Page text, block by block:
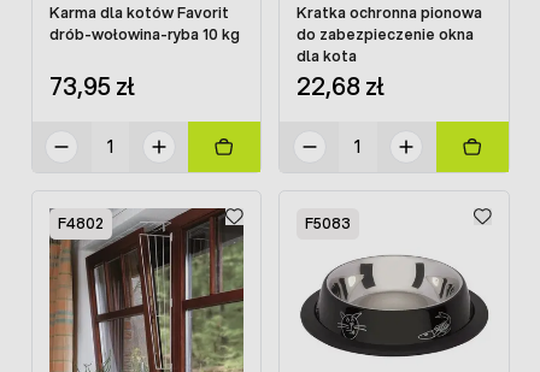
Karma dla kotów Favorit
drób-wołowina-ryba 10 kg
73,95 zł
Kratka ochronna pionowa
do zabezpieczenie okna
dla kota
22,68 zł
F4802 F5083